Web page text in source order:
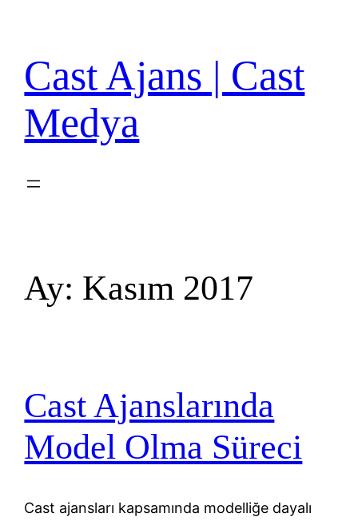
Cast Ajans | Cast
Medya
Ay: Kasım 2017
Cast Ajanslarında
Model Olma Süreci
Cast ajansları kapsamında modelliğe dayalı